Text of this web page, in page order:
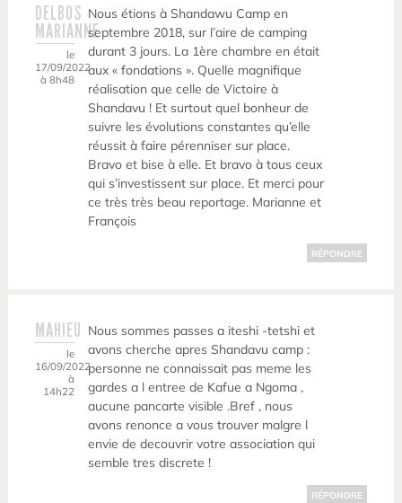
DELBOS
MARIANNE
le
17/09/2022
à 8h48
Nous étions à Shandawu Camp en
septembre 2018, sur l’aire de camping
durant 3 jours. La 1ère chambre en était
aux « fondations ». Quelle magnifique
réalisation que celle de Victoire à
Shandavu ! Et surtout quel bonheur de
suivre les évolutions constantes qu’elle
réussit à faire pérenniser sur place.
Bravo et bise à elle. Et bravo à tous ceux
qui s’investissent sur place. Et merci pour
ce très très beau reportage. Marianne et
François
RÉPONDRE
MAHIEU
le
16/09/2022
à
14h22
Nous sommes passes a iteshi -tetshi et
avons cherche apres Shandavu camp :
personne ne connaissait pas meme les
gardes a l entree de Kafue a Ngoma ,
aucune pancarte visible .Bref , nous
avons renonce a vous trouver malgre l
envie de decouvrir votre association qui
semble tres discrete !
RÉPONDRE